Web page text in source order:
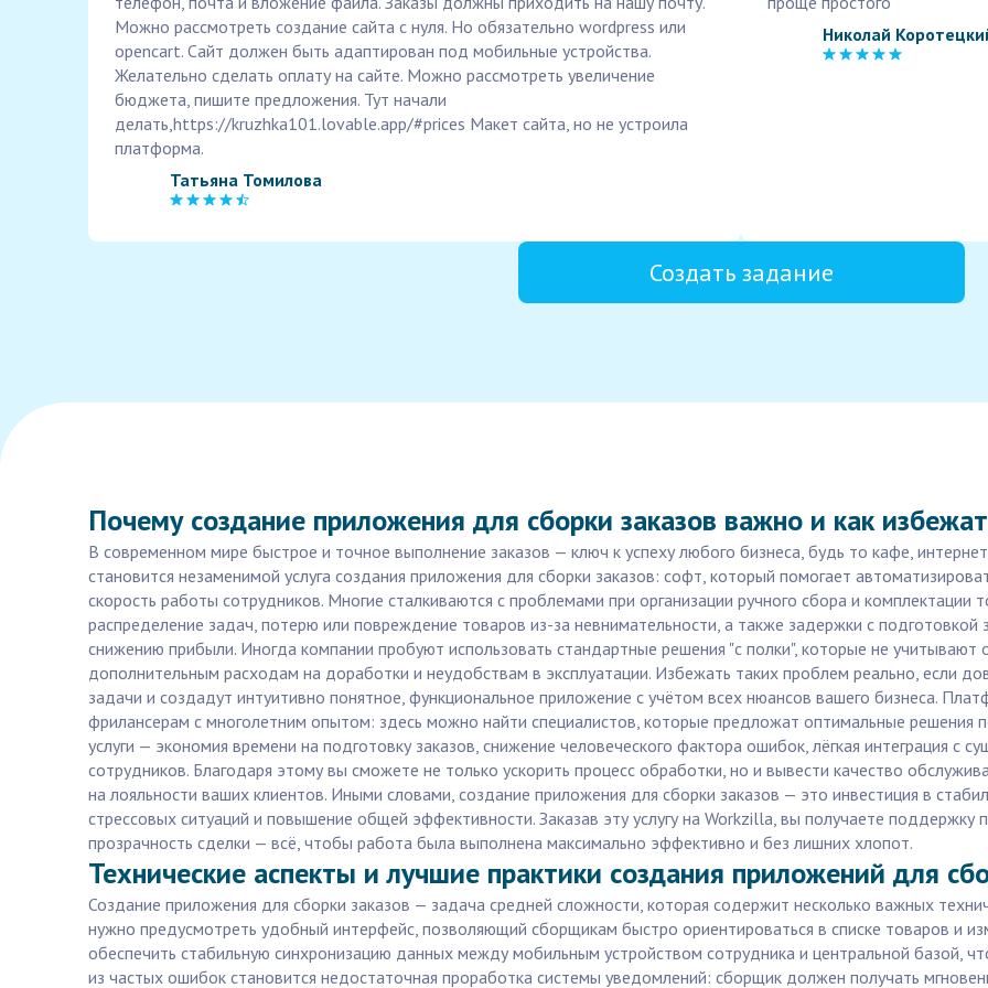
Можно рассмотреть создание сайта с нуля. Но обязательно wordpress или
opencart. Сайт должен быть адаптирован под мобильные устройства.
Желательно сделать оплату на сайте. Можно рассмотреть увеличение
бюджета, пишите предложения. Тут начали
делать,https://kruzhka101.lovable.app/#prices Макет сайта, но не устроила
платформа.
Татьяна Томилова
Николай
Создать задание
Почему создание приложения для сборки заказов важно и как
В современном мире быстрое и точное выполнение заказов — ключ к успеху любого бизнеса, будь то кафе,
становится незаменимой услуга создания приложения для сборки заказов: софт, который помогает
скорость работы сотрудников. Многие сталкиваются с проблемами при организации ручного сбора и
распределение задач, потерю или повреждение товаров из-за невнимательности, а также задержки с подготовкой
снижению прибыли. Иногда компании пробуют использовать стандартные решения "с полки", которые не учитывают
дополнительным расходам на доработки и неудобствам в эксплуатации. Избежать таких проблем реально, если
задачи и создадут интуитивно понятное, функциональное приложение с учётом всех нюансов вашего бизнеса.
фрилансерам с многолетним опытом: здесь можно найти специалистов, которые предложат оптимальные
услуги — экономия времени на подготовку заказов, снижение человеческого фактора ошибок, лёгкая интеграция
сотрудников. Благодаря этому вы сможете не только ускорить процесс обработки, но и вывести качество
на лояльности ваших клиентов. Иными словами, создание приложения для сборки заказов — это инвестиция в
стрессовых ситуаций и повышение общей эффективности. Заказав эту услугу на Workzilla, вы получаете поддержку
прозрачность сделки — всё, чтобы работа была выполнена максимально эффективно и без лишних хлопот.
Технические аспекты и лучшие практики создания приложений для
Создание приложения для сборки заказов — задача средней сложности, которая содержит несколько важных
нужно предусмотреть удобный интерфейс, позволяющий сборщикам быстро ориентироваться в списке товаров и
обеспечить стабильную синхронизацию данных между мобильным устройством сотрудника и центральной базой,
из частых ошибок становится недостаточная проработка системы уведомлений: сборщик должен получать